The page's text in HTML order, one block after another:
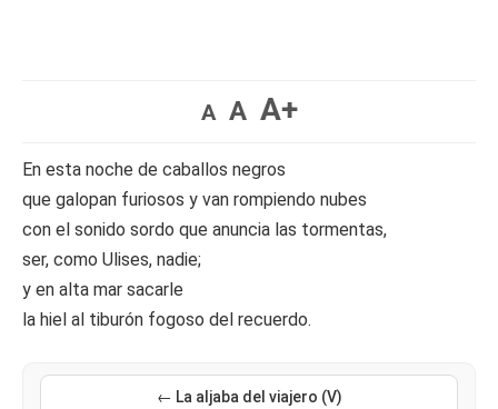
A A A+
En esta noche de caballos negros
que galopan furiosos y van rompiendo nubes
con el sonido sordo que anuncia las tormentas,
ser, como Ulises, nadie;
y en alta mar sacarle
la hiel al tiburón fogoso del recuerdo.
← La aljaba del viajero (V)